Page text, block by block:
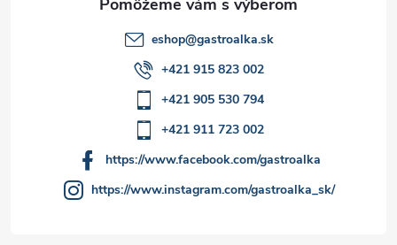
eshop@gastroalka.sk
+421 915 823 002
+421 905 530 794
+421 911 723 002
https://www.facebook.com/gastroalka
https://www.instagram.com/gastroalka_sk/